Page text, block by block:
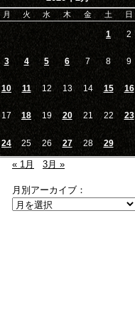
月 火 水 木 金 土 日
1 2
3 4 5 6 7 8 9
10 11 12 13 14 15 16
17 18 19 20 21 22 23
24 25 26 27 28 29
« 1月 3月 »
月別アーカイブ：